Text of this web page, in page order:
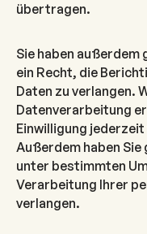
übertragen.
Sie haben außerdem
ein Recht, die
Daten zu verlangen.
Datenverarbeitung
Einwilligung
Außerdem haben Sie
unter bestimmten
Verarbeitung Ihrer
verlangen.